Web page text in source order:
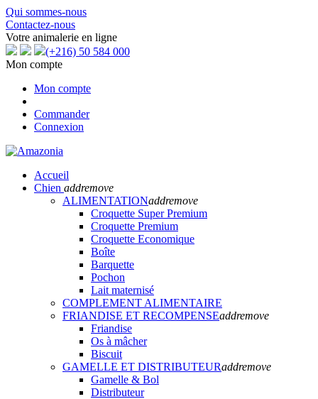
Qui sommes-nous
Contactez-nous
Votre animalerie en ligne
(+216) 50 584 000
Mon compte
Mon compte
Commander
Connexion
Accueil
Chien addremove
ALIMENTATIONaddremove
Croquette Super Premium
Croquette Premium
Croquette Economique
Boîte
Barquette
Pochon
Lait maternisé
COMPLEMENT ALIMENTAIRE
FRIANDISE ET RECOMPENSEaddremove
Friandise
Os à mâcher
Biscuit
GAMELLE ET DISTRIBUTEURaddremove
Gamelle & Bol
Distributeur